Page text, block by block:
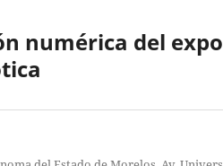
numérica del